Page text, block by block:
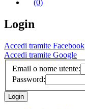
(0)
Login
Accedi tramite Facebook
Accedi tramite Google
Email o nome utente:
Password: